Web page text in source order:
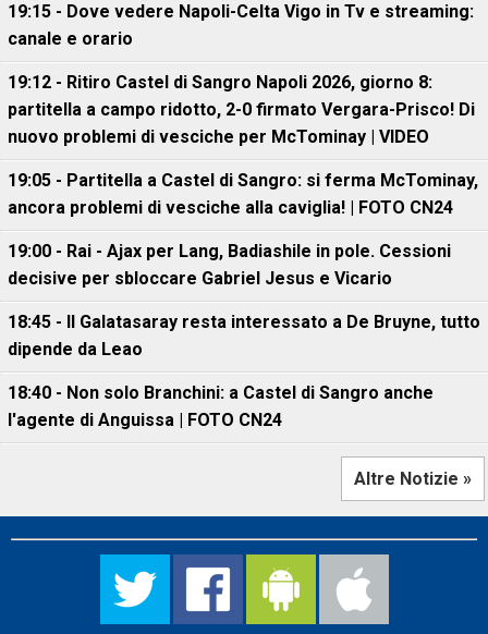
19:15 - Dove vedere Napoli-Celta Vigo in Tv e streaming:
canale e orario
19:12 - Ritiro Castel di Sangro Napoli 2026, giorno 8:
partitella a campo ridotto, 2-0 firmato Vergara-Prisco! Di
nuovo problemi di vesciche per McTominay | VIDEO
19:05 - Partitella a Castel di Sangro: si ferma McTominay,
ancora problemi di vesciche alla caviglia! | FOTO CN24
19:00 - Rai - Ajax per Lang, Badiashile in pole. Cessioni
decisive per sbloccare Gabriel Jesus e Vicario
18:45 - Il Galatasaray resta interessato a De Bruyne, tutto
dipende da Leao
18:40 - Non solo Branchini: a Castel di Sangro anche
l'agente di Anguissa | FOTO CN24
Altre Notizie »